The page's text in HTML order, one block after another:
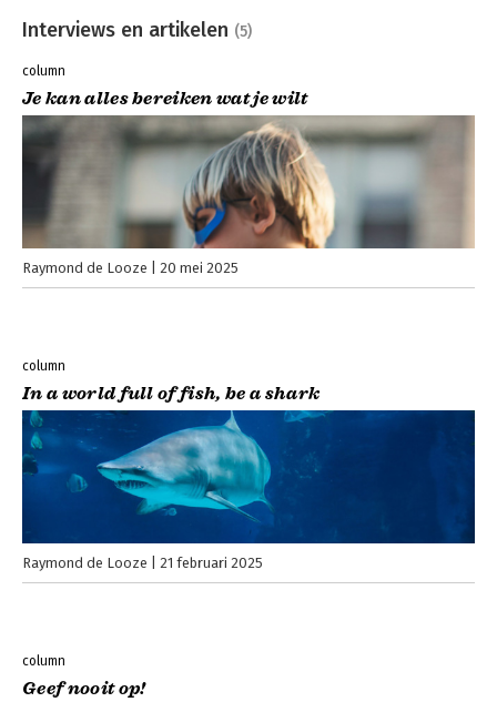
Interviews en artikelen (5)
column
Je kan alles bereiken wat je wilt
Raymond de Looze 20 mei 2025
column
In a world full of fish, be a shark
Raymond de Looze 21 februari 2025
column
Geef nooit op!